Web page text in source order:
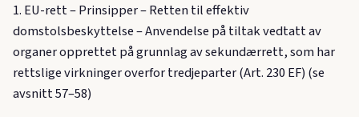
1. EU-rett – Prinsipper – Retten til effektiv
domstolsbeskyttelse – Anvendelse på tiltak vedtatt av
organer opprettet på grunnlag av sekundærrett, som har
rettslige virkninger overfor tredjeparter (Art. 230 EF) (se
avsnitt 57–58)